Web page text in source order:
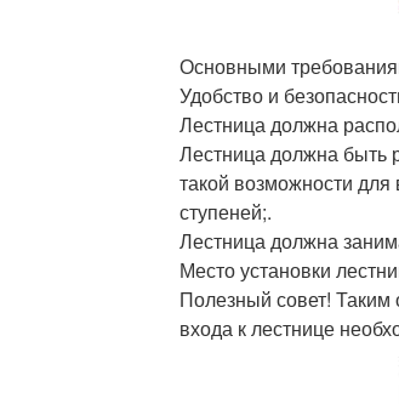
Основными
Удобство и
Лестница должна
Лестница должна быть
такой возможности для
ступеней;.
Лестница должна
Место установки
Полезный совет! Таким
входа к лестнице